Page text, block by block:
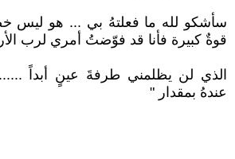
سأشكو لله ما فعلتهُ بي ... هو ليس
قوةٌ كبيرة فأنا قد فوّضتُ أمري لرب
الذي لن يظلمني طرفةَ عينٍ أبداً
عندهُ بمقدار "